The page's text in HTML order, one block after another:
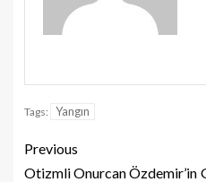
Tags: Yangın
Previous
Otizmli Onurcan Özdemir’in